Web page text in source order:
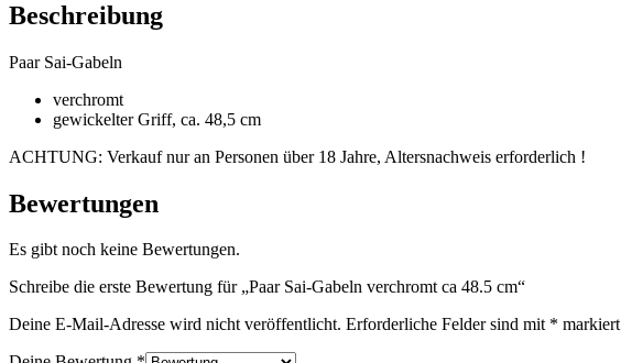
Beschreibung
Paar Sai-Gabeln
verchromt
gewickelter Griff, ca. 48,5 cm
ACHTUNG: Verkauf nur an Personen über 18 Jahre, Altersnachweis erforderlich !
Bewertungen
Es gibt noch keine Bewertungen.
Schreibe die erste Bewertung für „Paar Sai-Gabeln verchromt ca 48.5 cm“
Deine E-Mail-Adresse wird nicht veröffentlicht. Erforderliche Felder sind mit * markiert